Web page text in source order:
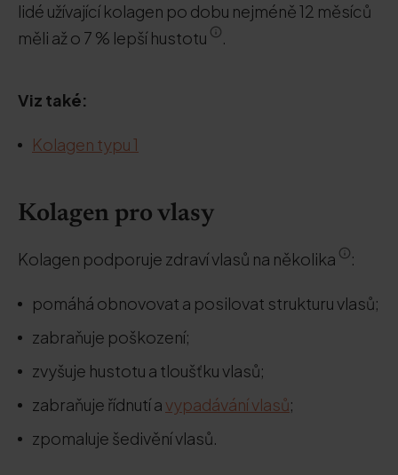
lidé užívající kolagen po dobu nejméně 12 měsíců
měli až o 7 % lepší hustotu
.
Viz také:
Kolagen typu 1
Kolagen pro vlasy
Kolagen podporuje zdraví vlasů na několika :
pomáhá obnovovat a posilovat strukturu vlasů;
zabraňuje poškození;
zvyšuje hustotu a tloušťku vlasů;
zabraňuje řídnutí a vypadávání vlasů;
zpomaluje šedivění vlasů.